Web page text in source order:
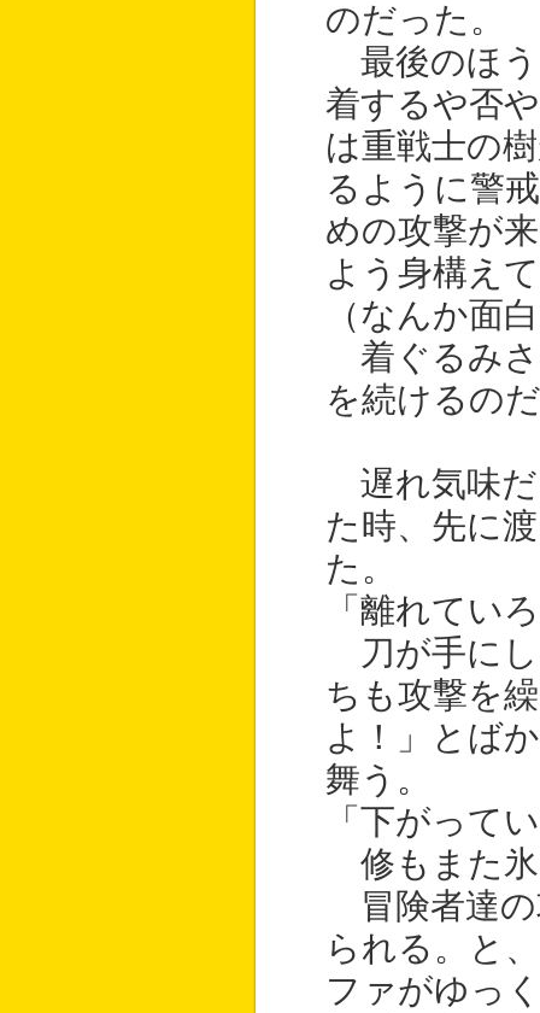
のだった。
最後のほう
着するや否
は重戦士の
るように警
めの攻撃が
よう身構え
（なんか面
着ぐるみさ
を続けるの
遅れ気味だ
た時、先に
た。
「離れてい
刀が手にし
ちも攻撃を
よ！」とば
舞う。
「下がって
修もまた氷
冒険者達の
られる。と
ファがゆっ